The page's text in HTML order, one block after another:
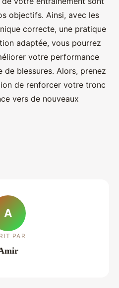
objectifs. Ainsi, avec les
correcte, une pratique
adaptée, vous pourrez
votre performance
blessures. Alors, prenez
de renforcer votre tronc
vers de nouveaux
A
PAR